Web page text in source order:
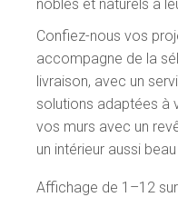
nobles et naturels à
Confiez-nous vos
accompagne de la
livraison, avec un
solutions adaptées à
vos murs avec un
un intérieur aussi
Affichage de 1–12